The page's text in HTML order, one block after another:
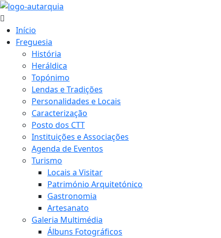
Início
Freguesia
História
Heráldica
Topónimo
Lendas e Tradições
Personalidades e Locais
Caracterização
Posto dos CTT
Instituições e Associações
Agenda de Eventos
Turismo
Locais a Visitar
Património Arquitetónico
Gastronomia
Artesanato
Galeria Multimédia
Álbuns Fotográficos